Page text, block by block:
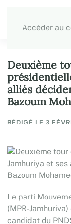
Accéder au
Deuxième
alliés
Bazoum
RÉDIGÉ LE 3
Le parti
(MPR-
candidat du